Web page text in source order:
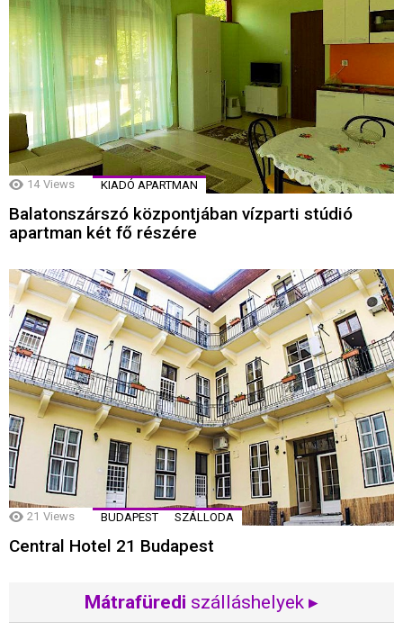
14 Views KIADÓ APARTMAN
Balatonszárszó központjában vízparti stúdió
apartman két fő részére
21 Views BUDAPEST SZÁLLODA
Central Hotel 21 Budapest
Mátrafüredi szálláshelyek ▸